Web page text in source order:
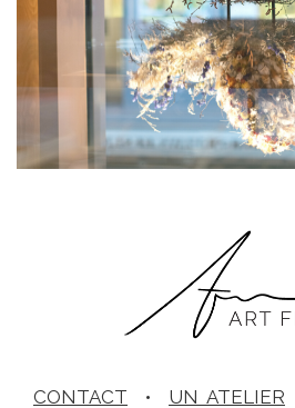
CONTACT • UN ATELIER